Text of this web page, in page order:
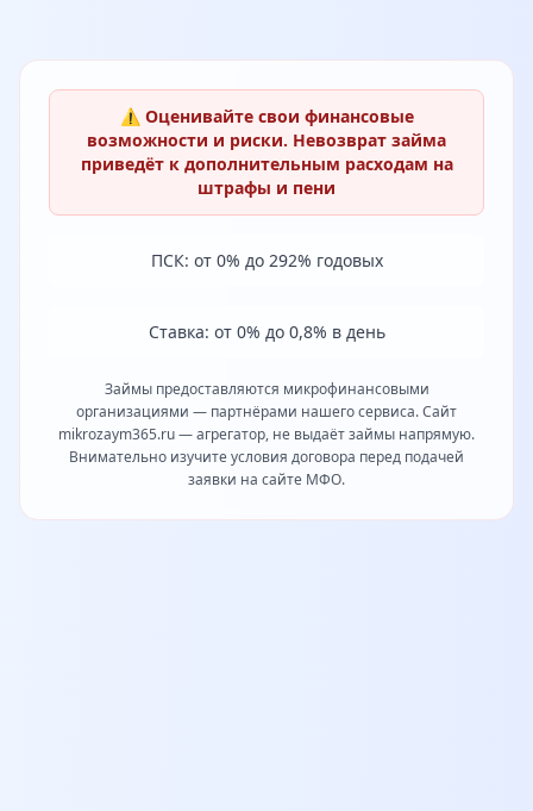
⚠️ Оценивайте свои финансовые
возможности и риски. Невозврат займа
приведёт к дополнительным расходам на
штрафы и пени
ПСК: от 0% до 292% годовых
Ставка: от 0% до 0,8% в день
Займы предоставляются микрофинансовыми
организациями — партнёрами нашего сервиса. Сайт
mikrozaym365.ru — агрегатор, не выдаёт займы напрямую.
Внимательно изучите условия договора перед подачей
заявки на сайте МФО.